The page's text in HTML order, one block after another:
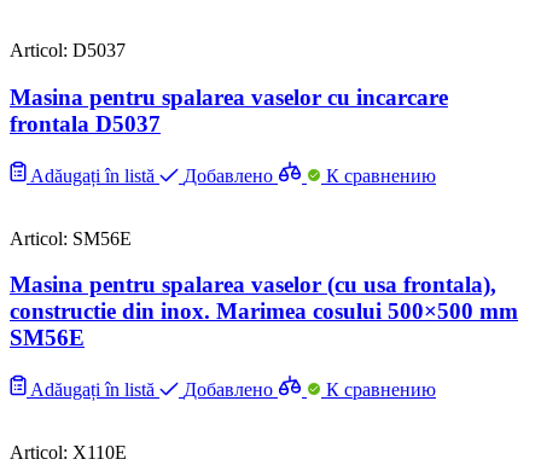
Articol: D5037
Masina pentru spalarea vaselor cu incarcare
frontala D5037
Adăugați în listă Добавлено К сравнению
Articol: SM56E
Masina pentru spalarea vaselor (cu usa frontala),
constructie din inox. Marimea cosului 500×500 mm
SM56E
Adăugați în listă Добавлено К сравнению
Articol: X110E